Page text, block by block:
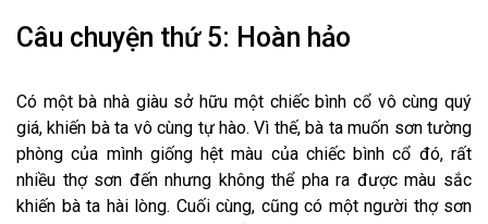
Câu chuyện thứ 5: Hoàn hảo
Có một bà nhà giàu sở hữu một chiếc bình cổ vô cùng quý
giá, khiến bà ta vô cùng tự hào. Vì thế, bà ta muốn sơn tường
phòng của mình giống hệt màu của chiếc bình cổ đó, rất
nhiều thợ sơn đến nhưng không thể pha ra được màu sắc
khiến bà ta hài lòng. Cuối cùng, cũng có một người thợ sơn